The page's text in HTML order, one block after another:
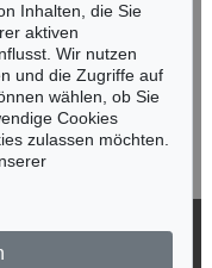
>
Inhalten, die Sie
aktiven
Wir nutzen
und die Zugriffe auf
wählen, ob Sie
Cookies
zulassen möchten.